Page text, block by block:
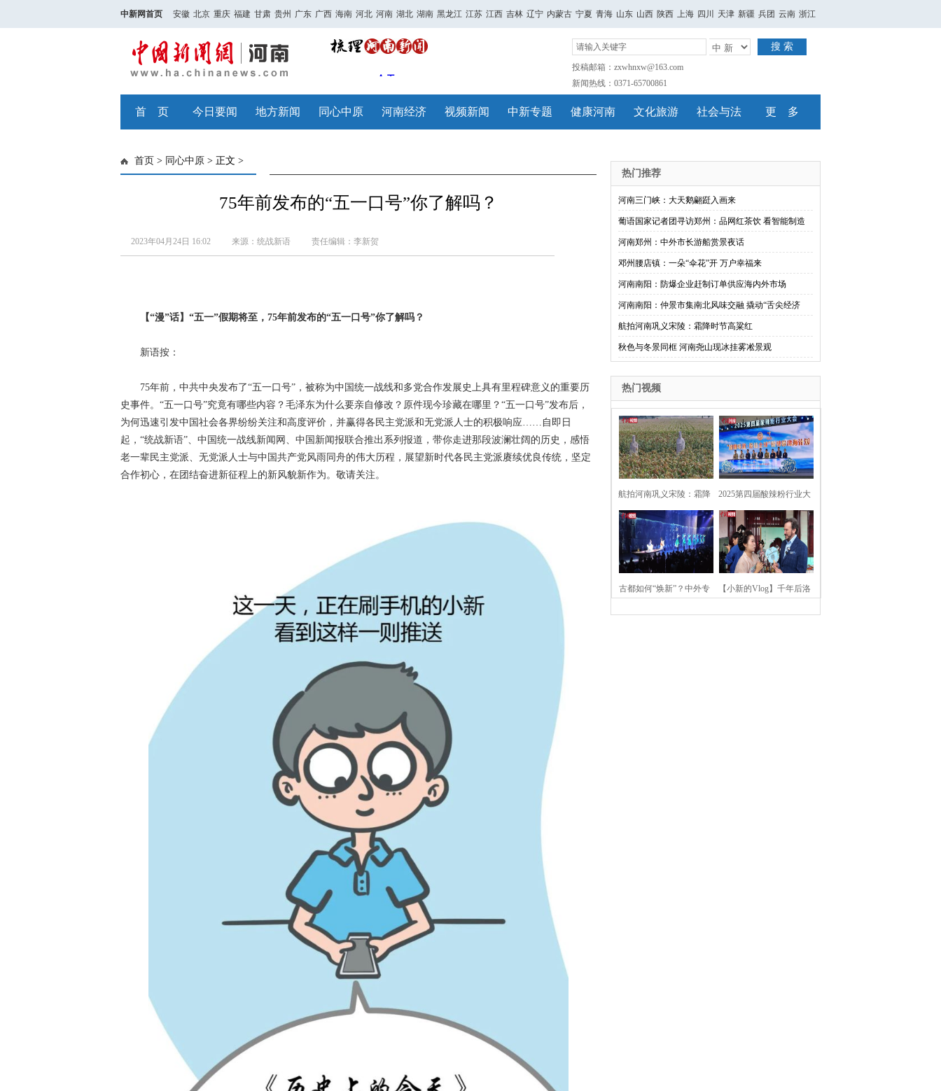
中新网首页 安徽 北京 重庆 福建 甘肃 贵州 广东 广西 海南 河北 河南 湖北 湖南 黑龙江 江苏 江西 吉林 辽宁 内蒙古 宁夏 青海 山东 山西 陕西 上海 四川 天津 新疆 兵团 云南 浙江
搜 索
投稿邮箱：zxwhnxw@163.com
新闻热线：0371-65700861
首 页 今日要闻 地方新闻 同心中原 河南经济 视频新闻 中新专题 健康河南 文化旅游 社会与法 更 多
首页 > 同心中原 > 正文 >
75年前发布的“五一口号”你了解吗？
2023年04月24日 16:02 来源：统战新语 责任编辑：李新贺
【“漫”话】“五一”假期将至，75年前发布的“五一口号”你了解吗？
新语按：
75年前，中共中央发布了“五一口号”，被称为中国统一战线和多党合作发展史上具有里程碑意义的重要历
史事件。“五一口号”究竟有哪些内容？毛泽东为什么要亲自修改？原件现今珍藏在哪里？“五一口号”发布后，
为何迅速引发中国社会各界纷纷关注和高度评价，并赢得各民主党派和无党派人士的积极响应……自即日
起，“统战新语”、中国统一战线新闻网、中国新闻报联合推出系列报道，带你走进那段波澜壮阔的历史，感悟
老一辈民主党派、无党派人士与中国共产党风雨同舟的伟大历程，展望新时代各民主党派赓续优良传统，坚定
合作初心，在团结奋进新征程上的新风貌新作为。敬请关注。
热门推荐
河南三门峡：大天鹅翩跹入画来
葡语国家记者团寻访郑州：品网红茶饮 看智能制造
河南郑州：中外市长游船赏景夜话
邓州腰店镇：一朵“伞花”开 万户幸福来
河南南阳：防爆企业赶制订单供应海内外市场
河南南阳：仲景市集南北风味交融 撬动“舌尖经济
航拍河南巩义宋陵：霜降时节高粱红
秋色与冬景同框 河南尧山现冰挂雾凇景观
热门视频
航拍河南巩义宋陵：霜降
时节高粱红
2025第四届酸辣粉行业大
会在河南开封举行
古都如何“焕新”？中外专 【小新的Vlog】千年后洛